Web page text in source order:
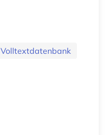
Volltextdatenbank